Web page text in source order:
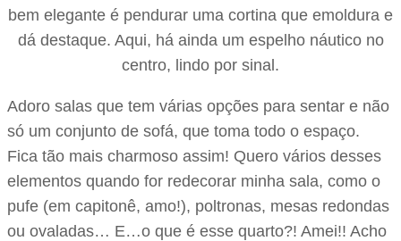
bem elegante é pendurar uma cortina que emoldura e
dá destaque. Aqui, há ainda um espelho náutico no
centro, lindo por sinal.
Adoro salas que tem várias opções para sentar e não
só um conjunto de sofá, que toma todo o espaço.
Fica tão mais charmoso assim! Quero vários desses
elementos quando for redecorar minha sala, como o
pufe (em capitonê, amo!), poltronas, mesas redondas
ou ovaladas… E…o que é esse quarto?! Amei!! Acho